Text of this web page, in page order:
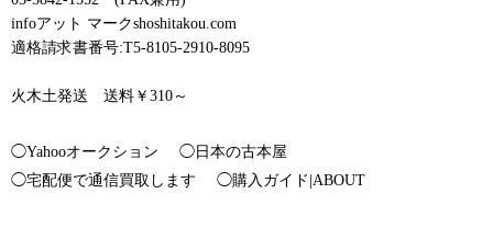
infoアット マークshoshitakou.com
適格請求書番号:T5-8105-2910-8095
火木土発送 送料￥310～
◯Yahooオークション
◯日本の古本屋
◯宅配便で通信買取します
◯購入ガイド|ABOUT